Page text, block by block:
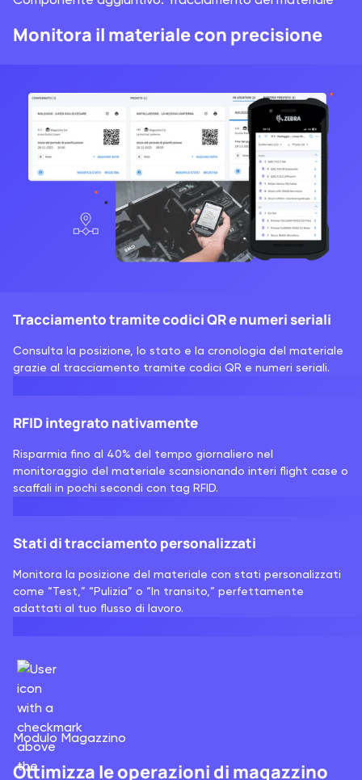
Monitora il materiale con precisione
Tracciamento tramite codici QR e numeri seriali
Consulta la posizione, lo stato e la cronologia del materiale
grazie al tracciamento tramite codici QR e numeri seriali.
RFID integrato nativamente
Risparmia fino al 40% del tempo giornaliero nel
monitoraggio del materiale scansionando interi flight case o
scaffali in pochi secondi con tag RFID.
Stati di tracciamento personalizzati
Monitora la posizione del materiale con stati personalizzati
come “Test,” “Pulizia” o “In transito,” perfettamente
adattati al tuo flusso di lavoro.
Modulo Magazzino
Ottimizza le operazioni di magazzino